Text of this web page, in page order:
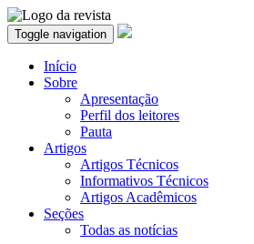
Toggle navigation
Início
Sobre
Apresentação
Perfil dos leitores
Pauta
Artigos
Artigos Técnicos
Informativos Técnicos
Artigos Acadêmicos
Seções
Todas as notícias